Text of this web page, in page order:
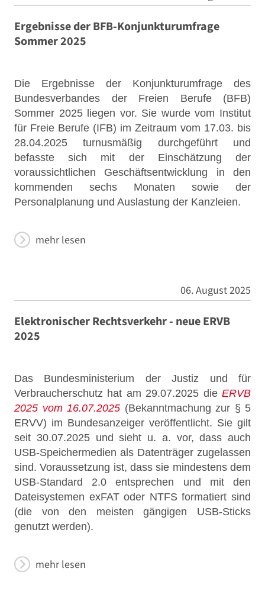
Ergebnisse der BFB-Konjunkturumfrage
Sommer 2025
Die Ergebnisse der Konjunkturumfrage des
Bundesverbandes der Freien Berufe (BFB)
Sommer 2025 liegen vor. Sie wurde vom Institut
für Freie Berufe (IFB) im Zeitraum vom 17.03. bis
28.04.2025 turnusmäßig durchgeführt und
befasste sich mit der Einschätzung der
voraussichtlichen Geschäftsentwicklung in den
kommenden sechs Monaten sowie der
Personalplanung und Auslastung der Kanzleien.
mehr lesen
06. August 2025
Elektronischer Rechtsverkehr - neue ERVB
2025
Das Bundesministerium der Justiz und für
Verbraucherschutz hat am 29.07.2025 die ERVB
2025 vom 16.07.2025 (Bekanntmachung zur § 5
ERVV) im Bundesanzeiger veröffentlicht. Sie gilt
seit 30.07.2025 und sieht u. a. vor, dass auch
USB-Speichermedien als Datenträger zugelassen
sind. Voraussetzung ist, dass sie mindestens dem
USB-Standard 2.0 entsprechen und mit den
Dateisystemen exFAT oder NTFS formatiert sind
(die von den meisten gängigen USB-Sticks
genutzt werden).
mehr lesen